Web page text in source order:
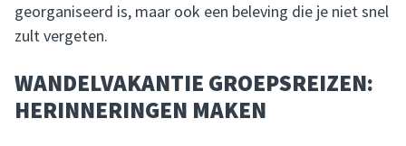
georganiseerd is, maar ook een beleving die je niet snel
zult vergeten.
WANDELVAKANTIE GROEPSREIZEN:
HERINNERINGEN MAKEN